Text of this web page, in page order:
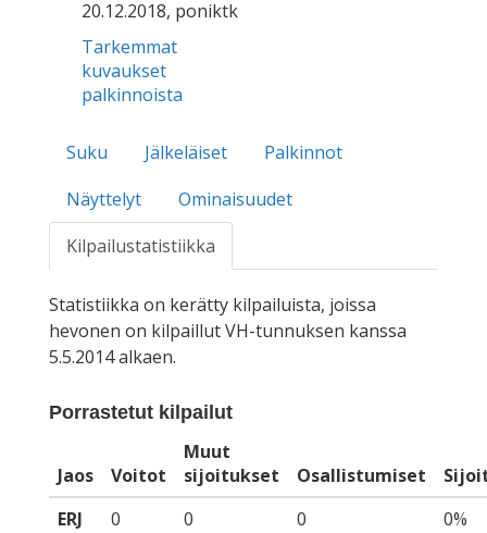
20.12.2018, poniktk
Tarkemmat
kuvaukset
palkinnoista
Suku Jälkeläiset
Palkinnot
Näyttelyt
Ominaisuudet
Kilpailustatistiikka
Statistiikka on kerätty kilpailuista, joissa
hevonen on kilpaillut VH-tunnuksen kanssa
5.5.2014 alkaen.
Porrastetut kilpailut
Jaos Voitot
Muut
sijoitukset
Osallistumiset
ERJ
0 0 0
0%